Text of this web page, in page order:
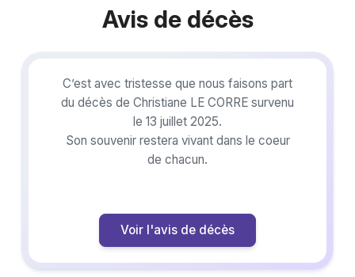
Avis de décès
C’est avec tristesse que nous faisons part
du décès de Christiane LE CORRE survenu
le 13 juillet 2025.
Son souvenir restera vivant dans le coeur
de chacun.
Voir l'avis de décès